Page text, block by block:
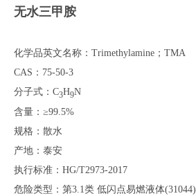
无水三甲胺
化学品英文名称：Trimethylamine；TMA
CAS：75-50-3
分子式：C3H9N
含量：≥99.5%
规格：散水
产地：泰安
执行标准：HG/T2973-2017
危险类型：第3.1类 低闪点易燃液体(31044)